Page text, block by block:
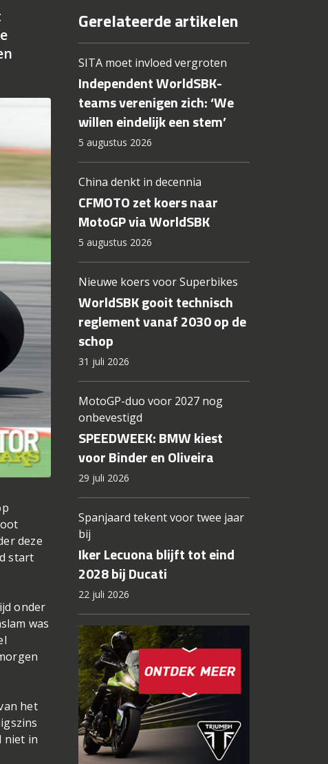
deze
start
onder
was
het
niet in
Gerelateerde artikelen
SITA moet invloed vergroten
Independent WorldSBK-
teams verenigen zich: ‘We
willen eindelijk een stem’
5 augustus 2026
China denkt in decennia
CFMOTO zet koers naar
MotoGP via WorldSBK
5 augustus 2026
Nieuwe koers voor Superbikes
WorldSBK gooit technisch
reglement vanaf 2030 op de
schop
31 juli 2026
MotoGP-duo voor 2027 nog
onbevestigd
SPEEDWEEK: BMW kiest
voor Binder en Oliveira
29 juli 2026
Spanjaard tekent voor twee jaar
bij
Iker Lecuona blijft tot eind
2028 bij Ducati
22 juli 2026